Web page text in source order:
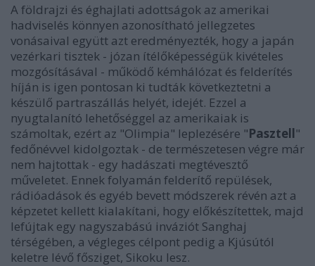
A földrajzi és éghajlati adottságok az amerikai
hadviselés könnyen azonosítható jellegzetes
vonásaival együtt azt eredményezték, hogy a japán
vezérkari tisztek - józan ítélőképességük kivételes
mozgósításával - működő kémhálózat és felderítés
híján is igen pontosan ki tudták következtetni a
készülő partraszállás helyét, idejét. Ezzel a
nyugtalanító lehetőséggel az amerikaiak is
számoltak, ezért az "Olimpia" leplezésére "Pasztell"
fedőnévvel kidolgoztak - de természetesen végre már
nem hajtottak - egy hadászati megtévesztő
műveletet. Ennek folyamán felderítő repülések,
rádióadások és egyéb bevett módszerek révén azt a
képzetet kellett kialakítani, hogy előkészítettek, majd
lefújtak egy nagyszabású inváziót Sanghaj
térségében, a végleges célpont pedig a Kjúsútól
keletre lévő fősziget, Sikoku lesz.